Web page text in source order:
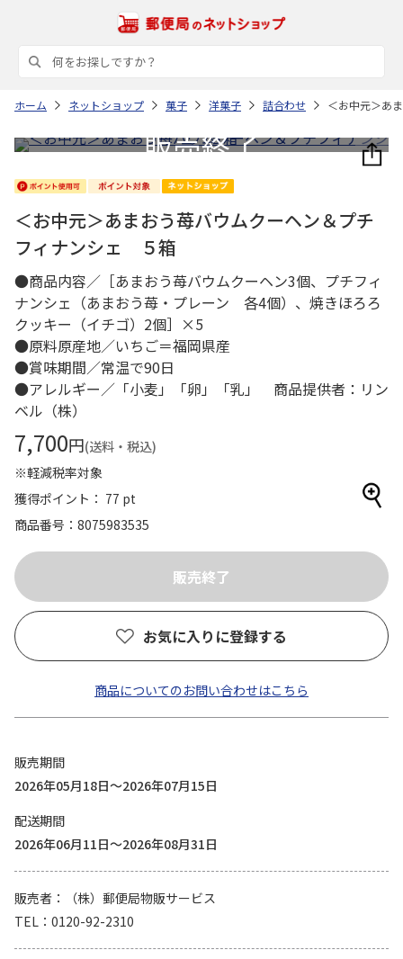
ホーム ネットショップ 菓子 洋菓子 詰合わせ ＜お中元＞あ
＜お中元＞あまおう苺バウムクーヘン＆プチ
フィナンシェ ５箱
●商品内容／［あまおう苺バウムクーヘン3個、プチフィ
ナンシェ（あまおう苺・プレーン 各4個）、焼きほろろ
クッキー（イチゴ）2個］×5
●原料原産地／いちご＝福岡県産
●賞味期間／常温で90日
●アレルギー／「小麦」「卵」「乳」 商品提供者：リン
ベル（株）
7,700円(送料・税込)
※軽減税率対象
獲得ポイント： 77 pt
商品番号
8075983535
お気に入りに登録する
商品についてのお問い合わせはこちら
販売期間
2026年05月18日～2026年07月15日
配送期間
2026年06月11日～2026年08月31日
販売者
（株）郵便局物販サービス
TEL
0120-92-2310